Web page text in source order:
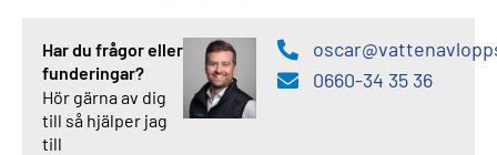
Har du frågor eller
funderingar?
Hör gärna av dig
till så hjälper jag
till
0660-34 35 36